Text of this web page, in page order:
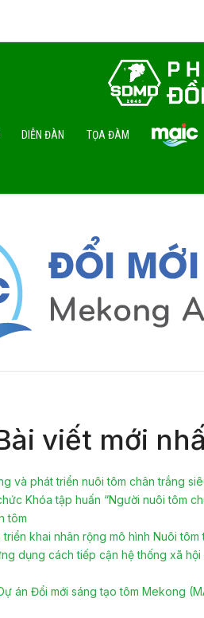
DIỄN ĐÀN TỌA ĐÀM
viết mới
và phát triển nuôi tôm chân trắng
Khóa tập huấn “Người nuôi tôm
tôm
khai nhân rộng mô hình Nuôi
dụng cách tiếp cận hệ thống xã
án Đổi mới sáng tạo tôm Mekong